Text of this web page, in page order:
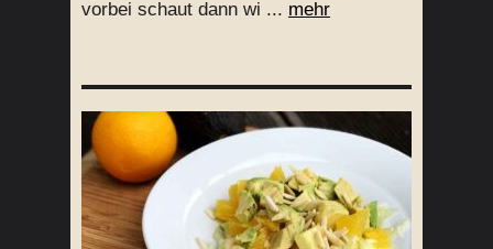
vorbei schaut dann wi ... mehr